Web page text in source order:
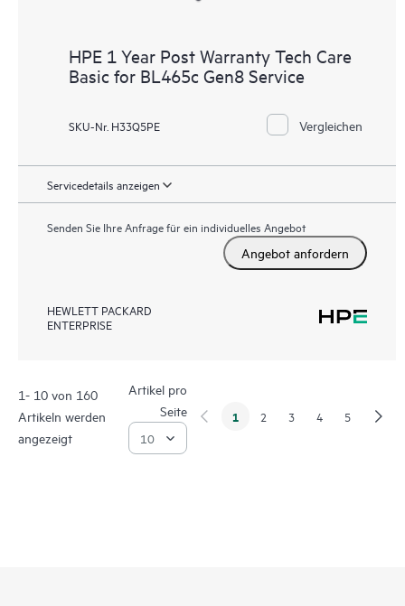
HPE 1 Year Post Warranty Tech Care
Basic for BL465c Gen8 Service
SKU-Nr. H33Q5PE Vergleichen
Servicedetails anzeigen
Senden Sie Ihre Anfrage für ein individuelles Angebot
Angebot anfordern
HEWLETT PACKARD
ENTERPRISE
1- 10 von 160
Artikeln werden
angezeigt
Artikel pro
Seite
1 2 3 4 5